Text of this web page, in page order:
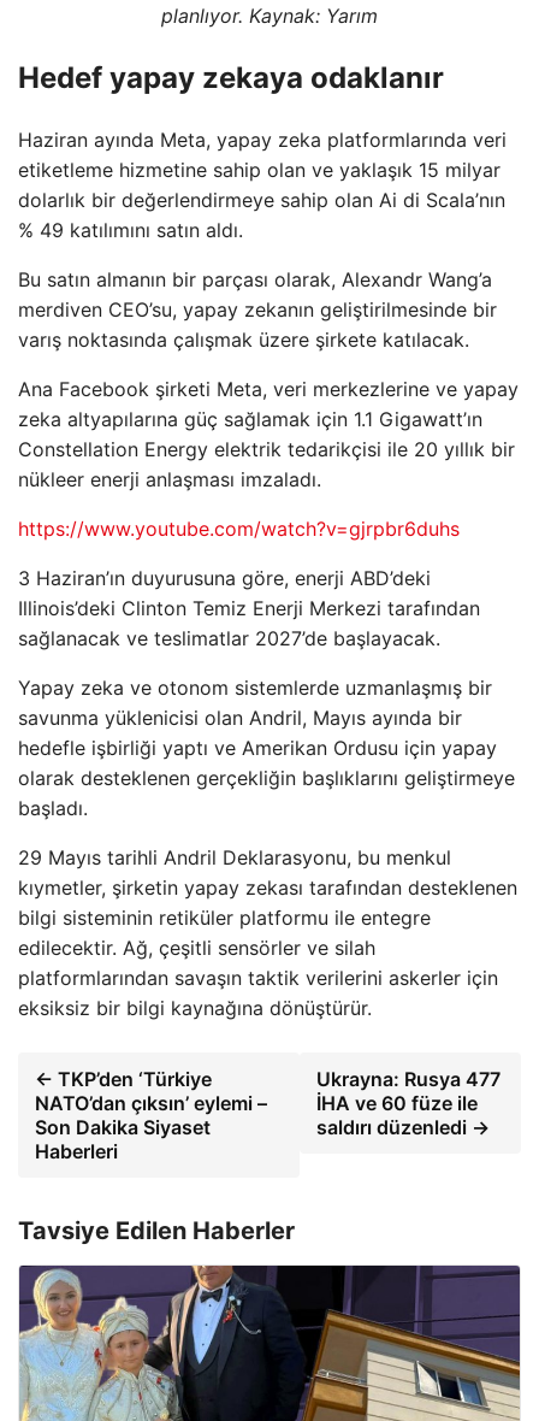
planlıyor. Kaynak: Yarım
Hedef yapay zekaya odaklanır
Haziran ayında Meta, yapay zeka platformlarında veri
etiketleme hizmetine sahip olan ve yaklaşık 15 milyar
dolarlık bir değerlendirmeye sahip olan Ai di Scala’nın
% 49 katılımını satın aldı.
Bu satın almanın bir parçası olarak, Alexandr Wang’a
merdiven CEO’su, yapay zekanın geliştirilmesinde bir
varış noktasında çalışmak üzere şirkete katılacak.
Ana Facebook şirketi Meta, veri merkezlerine ve yapay
zeka altyapılarına güç sağlamak için 1.1 Gigawatt’ın
Constellation Energy elektrik tedarikçisi ile 20 yıllık bir
nükleer enerji anlaşması imzaladı.
https://www.youtube.com/watch?v=gjrpbr6duhs
3 Haziran’ın duyurusuna göre, enerji ABD’deki
Illinois’deki Clinton Temiz Enerji Merkezi tarafından
sağlanacak ve teslimatlar 2027’de başlayacak.
Yapay zeka ve otonom sistemlerde uzmanlaşmış bir
savunma yüklenicisi olan Andril, Mayıs ayında bir
hedefle işbirliği yaptı ve Amerikan Ordusu için yapay
olarak desteklenen gerçekliğin başlıklarını geliştirmeye
başladı.
29 Mayıs tarihli Andril Deklarasyonu, bu menkul
kıymetler, şirketin yapay zekası tarafından desteklenen
bilgi sisteminin retiküler platformu ile entegre
edilecektir. Ağ, çeşitli sensörler ve silah
platformlarından savaşın taktik verilerini askerler için
eksiksiz bir bilgi kaynağına dönüştürür.
← TKP’den ‘Türkiye
NATO’dan çıksın’ eylemi –
Son Dakika Siyaset
Haberleri
Ukrayna: Rusya 477
İHA ve 60 füze ile
saldırı düzenledi →
Tavsiye Edilen Haberler